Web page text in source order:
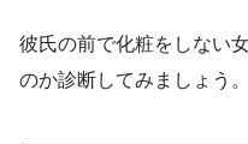
彼氏の前で化粧をしない
のか診断してみましょう。